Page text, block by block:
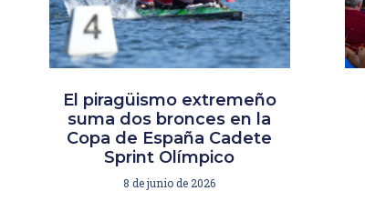
El piragüismo extremeño
suma dos bronces en la
Copa de España Cadete
Sprint Olímpico
8 de junio de 2026